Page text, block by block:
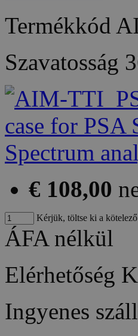
Termékkód
Szavatosság
€ 108,00
Kérjük, töltse ki a
ÁFA nélkül
Elérhetőség
Ingyenes